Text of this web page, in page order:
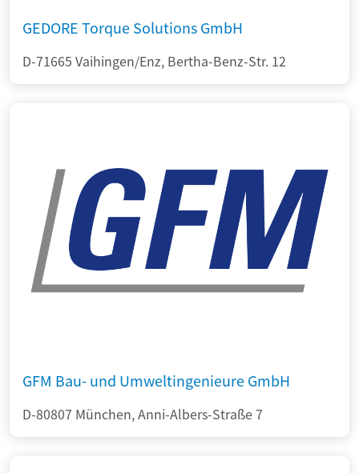
GEDORE Torque Solutions GmbH
D-71665 Vaihingen/Enz, Bertha-Benz-Str. 12
GFM Bau- und Umweltingenieure GmbH
D-80807 München, Anni-Albers-Straße 7